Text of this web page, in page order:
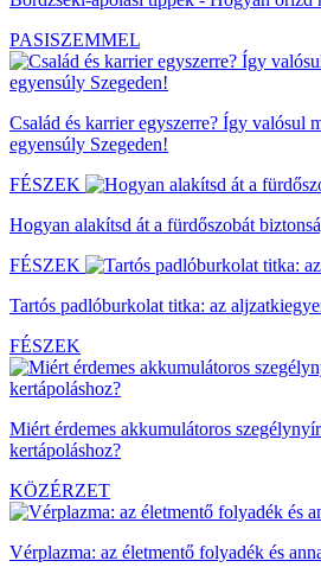
PASISZEMMEL
Család és karrier egyszerre? Így valósul
egyensúly Szegeden!
FÉSZEK
Hogyan alakítsd át a fürdőszobát
FÉSZEK
Tartós padlóburkolat titka: az
FÉSZEK
Miért érdemes akkumulátoros
kertápoláshoz?
KÖZÉRZET
Vérplazma: az életmentő folyadék és